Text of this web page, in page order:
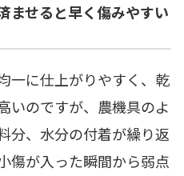
ませると早く傷みやすい
一に仕上がりやすく、乾
いのですが、農機具のよ
分、水分の付着が繰り返
傷が入った瞬間から弱点